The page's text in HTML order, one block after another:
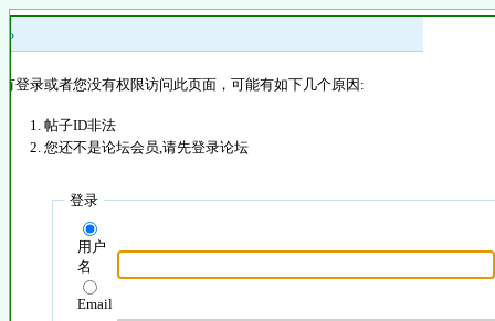
»
登录或者您没有权限访问此页面，可能有如下几个原因:
帖子ID非法
您还不是论坛会员,请先登录论坛
登录
用户
名
Email